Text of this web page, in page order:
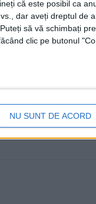
că este posibil ca
dar aveți dreptul de
să vă schimbați
clic pe butonul
NU SUNT DE ACORD